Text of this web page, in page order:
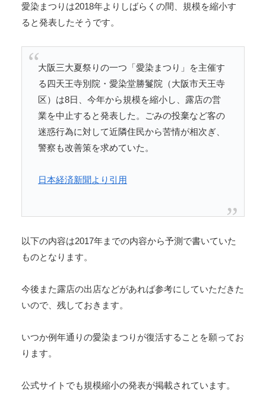
愛染まつりは2018年よりしばらくの間、規模を縮小す
ると発表したそうです。
大阪三大夏祭りの一つ「愛染まつり」を主催す
る四天王寺別院・愛染堂勝鬘院（大阪市天王寺
区）は8日、今年から規模を縮小し、露店の営
業を中止すると発表した。ごみの投棄など客の
迷惑行為に対して近隣住民から苦情が相次ぎ、
警察も改善策を求めていた。
日本経済新聞より引用
以下の内容は2017年までの内容から予測で書いていた
ものとなります。
今後また露店の出店などがあれば参考にしていただきた
いので、残しておきます。
いつか例年通りの愛染まつりが復活することを願ってお
ります。
公式サイトでも規模縮小の発表が掲載されています。